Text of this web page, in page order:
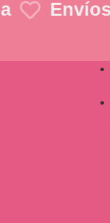
Envíos